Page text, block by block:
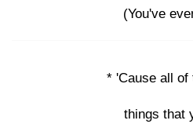
(You've
* 'Cause all of
things that